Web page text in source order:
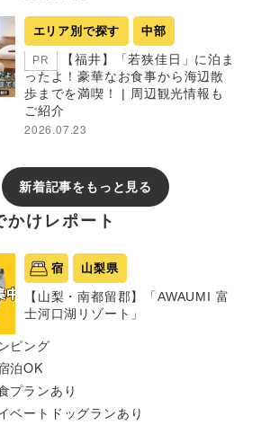
エリア別で探す 中部
PR
【福井】「若狭佳日」に泊ま
ったよ！豪華なお食事から海辺散
歩までを満喫！ | 周辺観光情報も
ご紹介
2026.07.23
新着記事をもっと見る
かけレポート
宿 山梨県
【山梨・南都留郡】「AWAUMI 富
士河口湖リゾート」
ピング
泊OK
プランあり
ベートドッグランあり